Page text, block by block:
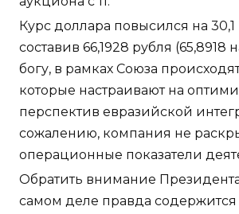
Курс доллара повысился на
составив 66,1928 рубля (65,8918
богу, в рамках Союза
которые настраивают на
перспектив евразийской
сожалению, компания не
операционные показатели
Обратить внимание
самом деле правда содержится